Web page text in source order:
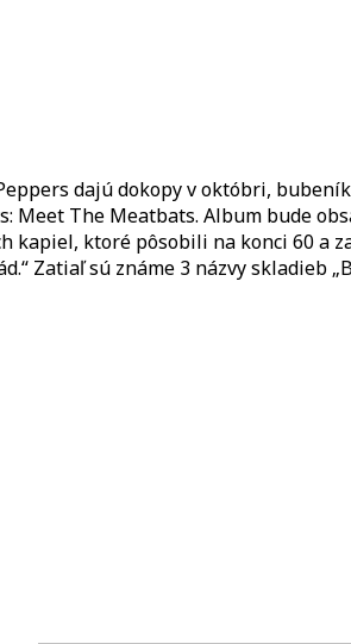
dajú dokopy v októbri,
Meet The Meatbats. Album bude
ktoré pôsobili na konci 60 a
Zatiaľ sú známe 3 názvy skladieb